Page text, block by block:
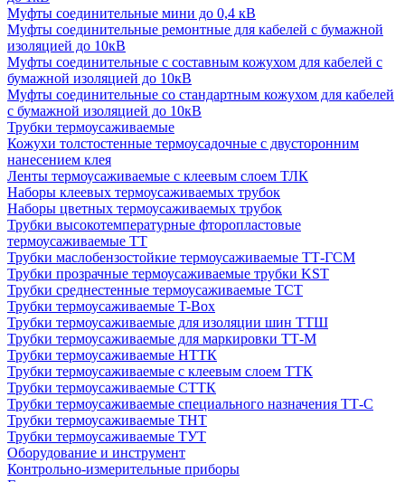
Муфты соединительные мини до 0,4 кВ
Муфты соединительные ремонтные для кабелей с бумажной
изоляцией до 10кВ
Муфты соединительные с составным кожухом для кабелей с
бумажной изоляцией до 10кВ
Муфты соединительные со стандартным кожухом для кабелей
с бумажной изоляцией до 10кВ
Трубки термоусаживаемые
Кожухи толстостенные термоусадочные с двусторонним
нанесением клея
Ленты термоусаживаемые с клеевым слоем ТЛК
Наборы клеевых термоусаживаемых трубок
Наборы цветных термоусаживаемых трубок
Трубки высокотемпературные фторопластовые
термоусаживаемые ТТ
Трубки маслобензостойкие термоусаживаемые ТТ-ГСМ
Трубки прозрачные термоусаживаемые трубки KST
Трубки среднестенные термоусаживаемые ТСТ
Трубки термоусаживаемые T-Box
Трубки термоусаживаемые для изоляции шин ТТШ
Трубки термоусаживаемые для маркировки ТТ-М
Трубки термоусаживаемые НTТК
Трубки термоусаживаемые с клеевым слоем TТК
Трубки термоусаживаемые СTТК
Трубки термоусаживаемые специального назначения ТТ-С
Трубки термоусаживаемые ТНТ
Трубки термоусаживаемые ТУТ
Оборудование и инструмент
Контрольно-измерительные приборы